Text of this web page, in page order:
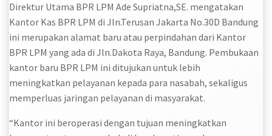
Direktur Utama BPR LPM Ade Supriatna,SE. mengatakan
Kantor Kas BPR LPM di Jln.Terusan Jakarta No.30D Bandung
ini merupakan alamat baru atau perpindahan dari Kantor
BPR LPM yang ada di Jln.Dakota Raya, Bandung. Pembukaan
kantor baru BPR LPM ini ditujukan untuk lebih
meningkatkan pelayanan kepada para nasabah, sekaligus
memperluas jaringan pelayanan di masyarakat.
“Kantor ini beroperasi dengan tujuan meningkatkan